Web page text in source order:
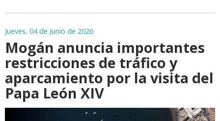
Jueves, 04 de Junio de 2026
Mogán anuncia importantes
restricciones de tráfico y
aparcamiento por la visita del
Papa León XIV